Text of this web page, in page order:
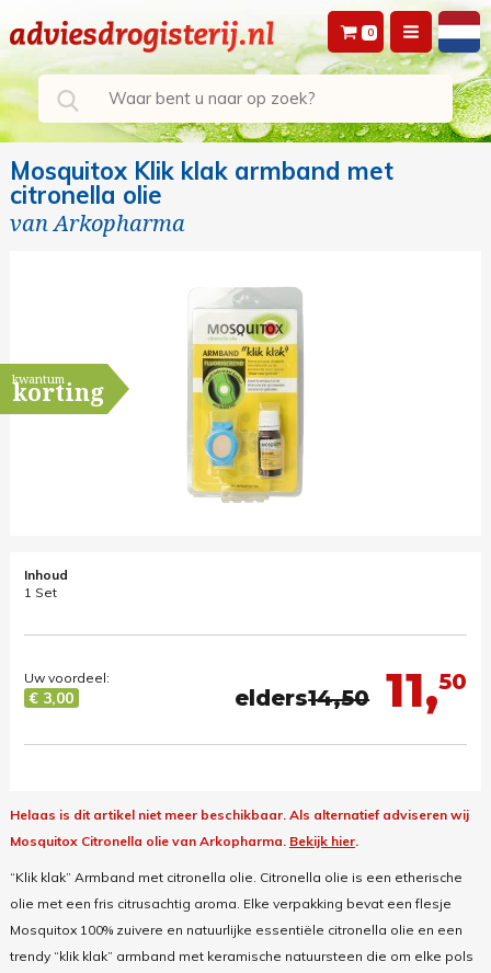
0
Mosquitox Klik klak armband met
citronella olie
vanArkopharma
kwantum
korting
Inhoud
1 Set
11,50
elders14,50
Uw voordeel:
€ 3,00
Helaas is dit artikel niet meer beschikbaar. Als alternatief adviseren wij
Mosquitox Citronella olie van Arkopharma. Bekijk hier.
“Klik klak” Armband met citronella olie. Citronella olie is een etherische
olie met een fris citrusachtig aroma. Elke verpakking bevat een flesje
Mosquitox 100% zuivere en natuurlijke essentiële citronella olie en een
trendy “klik klak” armband met keramische natuursteen die om elke pols